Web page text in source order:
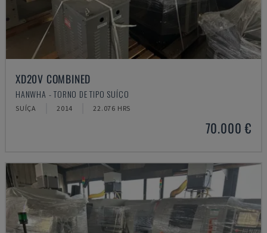
XD20V COMBINED
HANWHA - TORNO DE TIPO SUÍÇO
SUÍÇA 2014 22.076 HRS
70.000 €